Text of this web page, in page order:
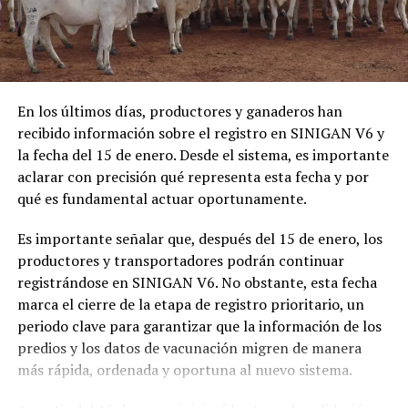
El CNE espera para las elecciones de presidencia y
vicepresidencia superar más de un millón 700 mil
testigos electorales acreditado para cubrir las más de
120 mil mesas habilitadas en todo el país en la
contienda del 31 de mayo.
ADVERTISEMENT
Comitium en Línea: vigilancia electoral desde el
celular.
su dependencia económica
En criterio de la Sala, la Unidad Prestadora de Salud de
la Policía Nacional no debió negarse a realizar la
calificación de la pérdida de la capacidad laboral a partir
de las normas que regulan la calidad de beneficiarios del
subsistema de salud, pues el subsistema pensional de los
miembros de la Policía Nacional no impide que los
eventuales beneficiarios de la sustitución pensional
soliciten dicha calificación después de superar los 25
También la Sala de Revisión consideró que el Grupo de
Pensiones de la Policía Nacional no debió negarse al
reconocimiento pensional y que le correspondía acoger
el dictamen de pérdida de capacidad laboral expedido
por una junta regional de calificación de invalidez,
aportado porFelipe, pues los dictámenes de la Junta
En los últimos días, productores y ganaderos han
recibido información sobre el registro en SINIGAN V6 y
la fecha del 15 de enero. Desde el sistema, es importante
aclarar con precisión qué representa esta fecha y por
qué es fundamental actuar oportunamente.
Es importante señalar que, después del 15 de enero, los
productores y transportadores podrán continuar
registrándose en SINIGAN V6. No obstante, esta fecha
marca el cierre de la etapa de registro prioritario, un
periodo clave para garantizar que la información de los
predios y los datos de vacunación migren de manera
más rápida, ordenada y oportuna al nuevo sistema.